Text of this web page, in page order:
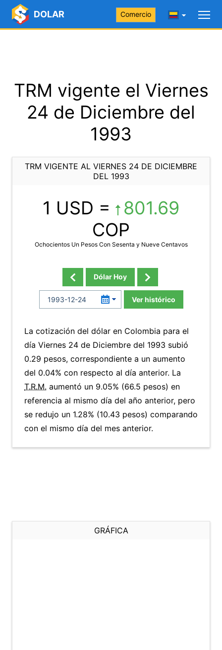
DOLAR Comercio
TRM vigente el Viernes
24 de Diciembre del
1993
TRM VIGENTE AL VIERNES 24 DE DICIEMBRE
DEL 1993
1 USD =
801.69
COP
Ochocientos Un Pesos Con Sesenta y Nueve Centavos
Dólar Hoy
Ver histórico
La cotización del dólar en Colombia para el
día Viernes 24 de Diciembre del 1993 subió
0.29 pesos, correspondiente a un aumento
del 0.04% con respecto al día anterior. La
T.R.M. aumentó un 9.05% (66.5 pesos) en
referencia al mismo día del año anterior, pero
se redujo un 1.28% (10.43 pesos) comparando
con el mismo día del mes anterior.
GRÁFICA